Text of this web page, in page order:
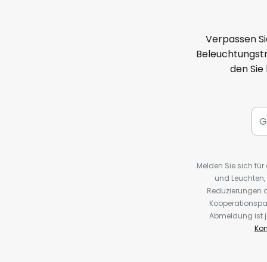
Verpassen
den
Melden Sie sich
und
Reduzierungen
Abmeldung ist